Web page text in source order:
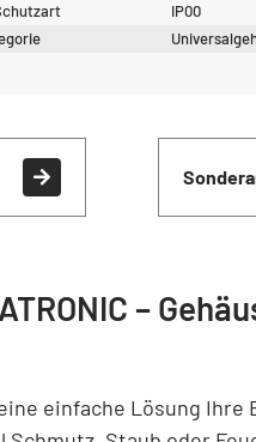
IP00
–
einfache Lösung Ihre